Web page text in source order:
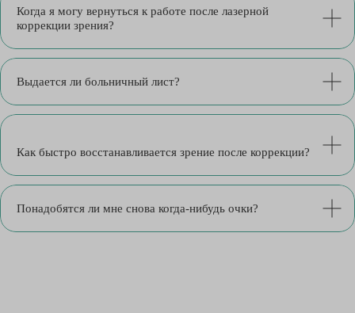
Когда я могу вернуться к работе после лазерной
коррекции зрения?
Выдается ли больничный лист?
Как быстро восстанавливается зрение после коррекции?
Понадобятся ли мне снова когда-нибудь очки?